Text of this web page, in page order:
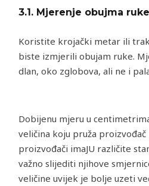
3.1. Mjerenje obujma
Koristite krojački metar ili
biste izmjerili obujam ruke.
dlan, oko zglobova, ali ne i
Dobijenu mjeru u
veličina koju pruža proizvođač
proizvođači imaJU različite
važno slijediti njihove
veličine uvijek je bolje uzeti